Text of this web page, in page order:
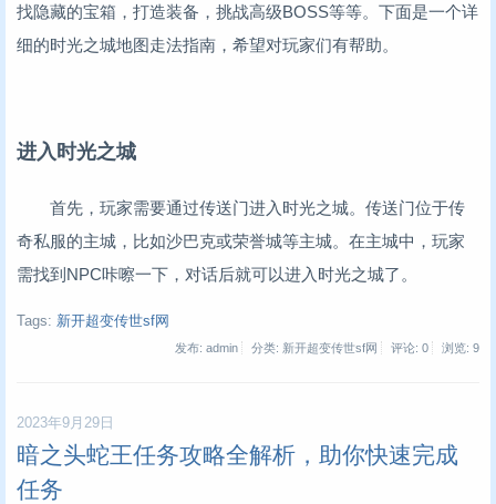
找隐藏的宝箱，打造装备，挑战高级BOSS等等。下面是一个详
细的时光之城地图走法指南，希望对玩家们有帮助。
进入时光之城
首先，玩家需要通过传送门进入时光之城。传送门位于传
奇私服的主城，比如沙巴克或荣誉城等主城。在主城中，玩家
需找到NPC咔嚓一下，对话后就可以进入时光之城了。
Tags: 新开超变传世sf网
发布: admin 分类: 新开超变传世sf网 评论: 0 浏览: 9
2023年9月29日
暗之头蛇王任务攻略全解析，助你快速完成
任务